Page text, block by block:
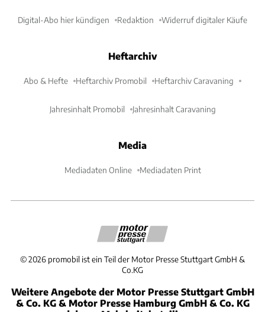
Digital-Abo hier kündigen Redaktion Widerruf digitaler Käufe
Heftarchiv
Abo & Hefte Heftarchiv Promobil Heftarchiv Caravaning
Jahresinhalt Promobil Jahresinhalt Caravaning
Media
Mediadaten Online Mediadaten Print
©2026 promobil ist ein Teil der Motor Presse Stuttgart GmbH &
Co.KG
Weitere Angebote der Motor Presse Stuttgart GmbH
& Co. KG & Motor Presse Hamburg GmbH & Co. KG